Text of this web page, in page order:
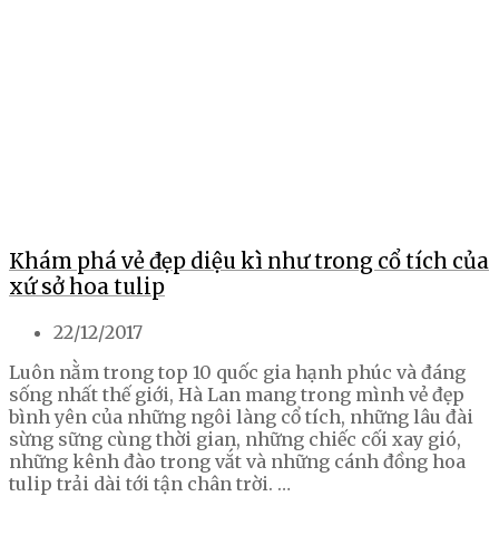
Khám phá vẻ đẹp diệu kì như trong cổ tích của
xứ sở hoa tulip
22/12/2017
Luôn nằm trong top 10 quốc gia hạnh phúc và đáng
sống nhất thế giới, Hà Lan mang trong mình vẻ đẹp
bình yên của những ngôi làng cổ tích, những lâu đài
sừng sững cùng thời gian, những chiếc cối xay gió,
những kênh đào trong vắt và những cánh đồng hoa
tulip trải dài tới tận chân trời. …